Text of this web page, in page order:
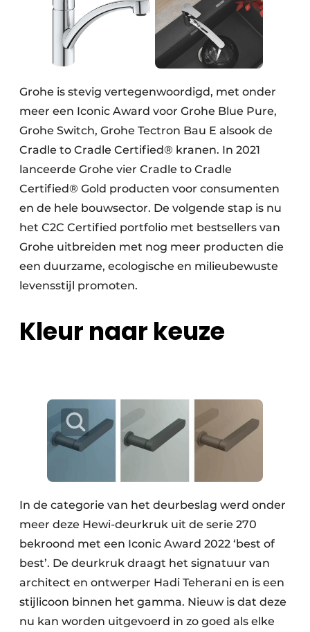
Grohe is stevig vertegenwoordigd, met onder
meer een Iconic Award voor Grohe Blue Pure,
Grohe Switch, Grohe Tectron Bau E alsook de
Cradle to Cradle Certified® kranen. In 2021
lanceerde Grohe vier Cradle to Cradle
Certified® Gold producten voor consumenten
en de hele bouwsector. De volgende stap is nu
het C2C Certified portfolio met bestsellers van
Grohe uitbreiden met nog meer producten die
een duurzame, ecologische en milieubewuste
levensstijl promoten.
Kleur naar keuze
In de categorie van het deurbeslag werd onder
meer deze Hewi-deurkruk uit de serie 270
bekroond met een Iconic Award 2022 ‘best of
best’. De deurkruk draagt het signatuur van
architect en ontwerper Hadi Teherani en is een
stijlicoon binnen het gamma. Nieuw is dat deze
nu kan worden uitgevoerd in zo goed als elke